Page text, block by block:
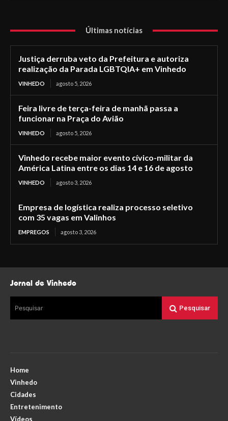
Últimas notícias
Justiça derruba veto da Prefeitura e autoriza
realização da Parada LGBTQIA+ em Vinhedo
VINHEDO agosto 5, 2026
Feira livre de terça-feira de manhã passa a
funcionar na Praça do Avião
VINHEDO agosto 5, 2026
Vinhedo recebe maior evento cívico-militar da
América Latina entre os dias 14 e 16 de agosto
VINHEDO agosto 3, 2026
Empresa de logística realiza processo seletivo
com 35 vagas em Valinhos
EMPREGOS agosto 3, 2026
Jornal de Vinhedo
Pesquisar Pesquisar
Home
Vinhedo
Cidades
Entretenimento
Vídeos